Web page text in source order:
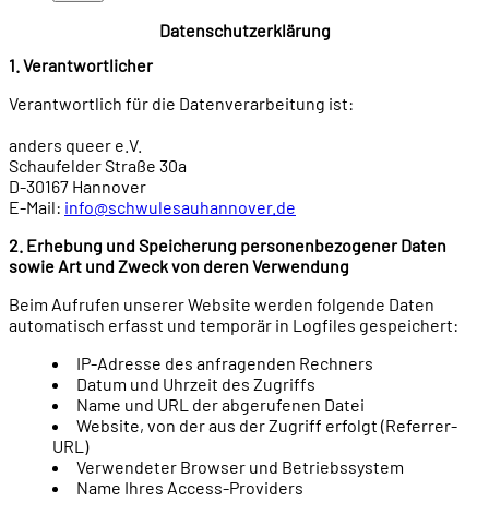
Datenschutzerklärung
1. Verantwortlicher
Verantwortlich für die Datenverarbeitung ist:
anders queer e.V.
Schaufelder Straße 30a
D-30167 Hannover
E-Mail: info@schwulesauhannover.de
2. Erhebung und Speicherung personenbezogener Daten
sowie Art und Zweck von deren Verwendung
Beim Aufrufen unserer Website werden folgende Daten
automatisch erfasst und temporär in Logfiles gespeichert:
IP-Adresse des anfragenden Rechners
Datum und Uhrzeit des Zugriffs
Name und URL der abgerufenen Datei
Website, von der aus der Zugriff erfolgt (Referrer-
URL)
Verwendeter Browser und Betriebssystem
Name Ihres Access-Providers